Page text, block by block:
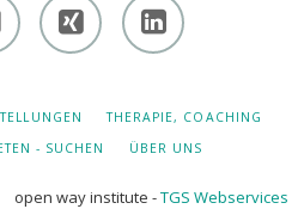
Hiltebrand Hiltebrand
THERAPIE, COACHING
- SUCHEN ÜBER UNS
way institute -TGS Webservices